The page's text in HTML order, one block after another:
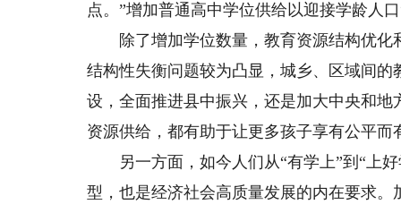
点。”增加普通高中学位供给以迎接学龄人
除了增加学位数量，教育资源结构优化
结构性失衡问题较为凸显，城乡、区域间
设，全面推进县中振兴，还是加大中央和
资源供给，都有助于让更多孩子享有公平而
另一方面，如今人们从“有学上”到“上好
型，也是经济社会高质量发展的内在要求